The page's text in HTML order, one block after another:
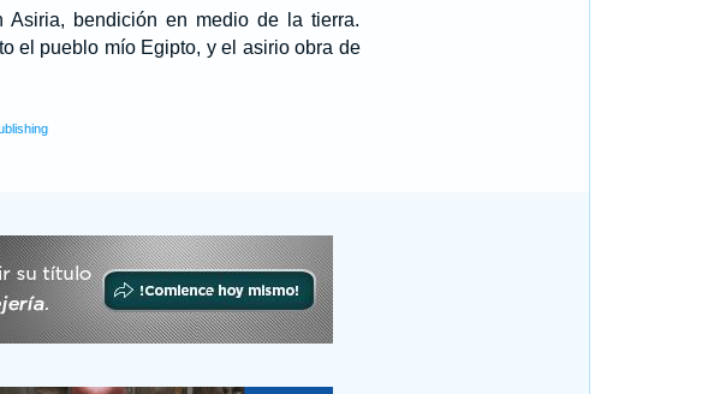
bendición en medio de la tierra.
el pueblo mío Egipto, y el asirio obra de